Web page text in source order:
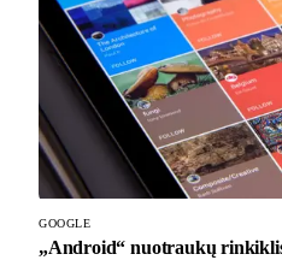
GOOGLE
„Android“ nuotraukų